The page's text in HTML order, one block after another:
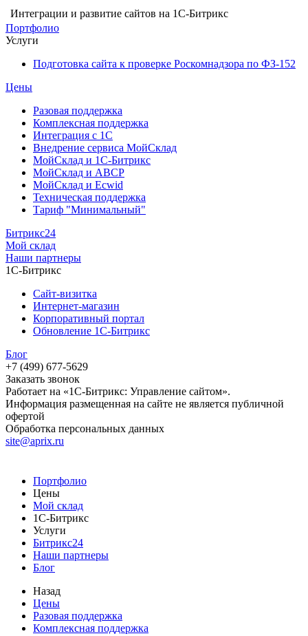
Интеграции и развитие сайтов на 1С-Битрикс
Портфолио
Услуги
Подготовка сайта к проверке Роскомнадзора по ФЗ-152
Цены
Разовая поддержка
Комплексная поддержка
Интеграция с 1С
Внедрение сервиса МойСклад
МойСклад и 1С-Битрикс
МойСклад и ABCP
МойСклад и Ecwid
Техническая поддержка
Тариф "Минимальный"
Битрикс24
Мой склад
Наши партнеры
1С-Битрикс
Сайт-визитка
Интернет-магазин
Корпоративный портал
Обновление 1С-Битрикс
Блог
+7 (499) 677-5629
Заказать звонок
Работает на «1С-Битрикс: Управление сайтом».
Информация размещенная на сайте не является публичной
офертой
Обработка персональных данных
site@aprix.ru
Портфолио
Цены
Мой склад
1С-Битрикс
Услуги
Битрикс24
Наши партнеры
Блог
Назад
Цены
Разовая поддержка
Комплексная поддержка